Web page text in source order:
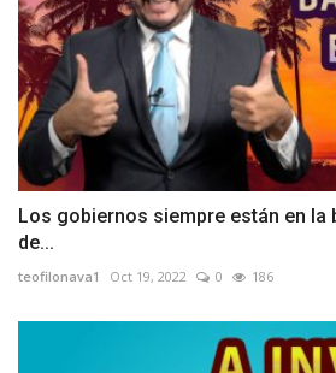
Los gobiernos siempre están en la
de...
teofilonava1 Oct 19, 2022 0 186